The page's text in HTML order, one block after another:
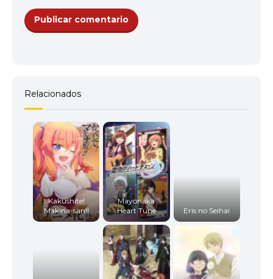
Relacionados
Kakushite!
Makina-san!!
Mayonaka
Heart Tune
Eris no Seihai